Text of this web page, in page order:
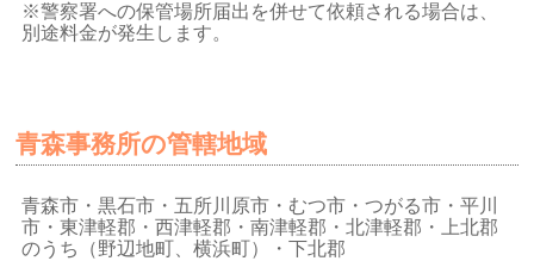
※警察署への保管場所届出を併せて依頼される場合は、
別途料金が発生します。
青森事務所の管轄地域
青森市・黒石市・五所川原市・むつ市・つがる市・平川
市・東津軽郡・西津軽郡・南津軽郡・北津軽郡・上北郡
のうち（野辺地町、横浜町）・下北郡